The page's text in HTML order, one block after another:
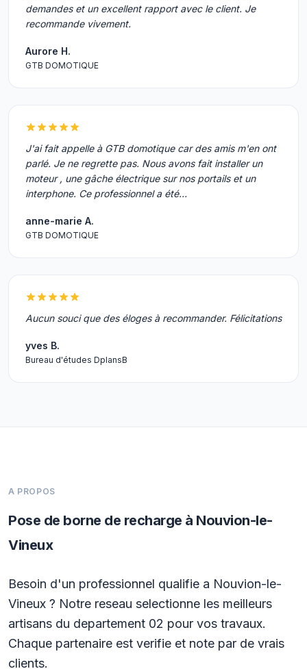
demandes et un excellent rapport avec le client. Je
recommande vivement.
Aurore H.
GTB DOMOTIQUE
J'ai fait appelle à GTB domotique car des amis m'en ont
parlé. Je ne regrette pas. Nous avons fait installer un
moteur , une gâche électrique sur nos portails et un
interphone. Ce professionnel a été…
anne-marie A.
GTB DOMOTIQUE
Aucun souci que des éloges à recommander. Félicitations
yves B.
Bureau d'études DplansB
A PROPOS
Pose de borne de recharge à Nouvion-le-
Vineux
Besoin d'un professionnel qualifie a Nouvion-le-
Vineux ? Notre reseau selectionne les meilleurs
artisans du departement 02 pour vos travaux.
Chaque partenaire est verifie et note par de vrais
clients.